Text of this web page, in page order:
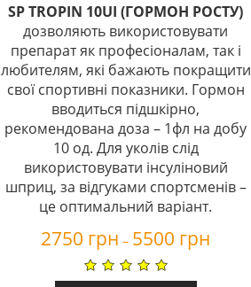
SP TROPIN 10UI (ГОРМОН РОСТУ)
дозволяють використовувати
препарат як професіоналам, так і
любителям, які бажають покращити
свої спортивні показники. Гормон
вводиться підшкірно,
рекомендована доза – 1фл на добу
10 од. Для уколів слід
використовувати інсуліновий
шприц, за відгуками спортсменів –
це оптимальний варіант.
2750 грн – 5500 грн